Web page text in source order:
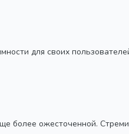
для своих
более ожесточенной.